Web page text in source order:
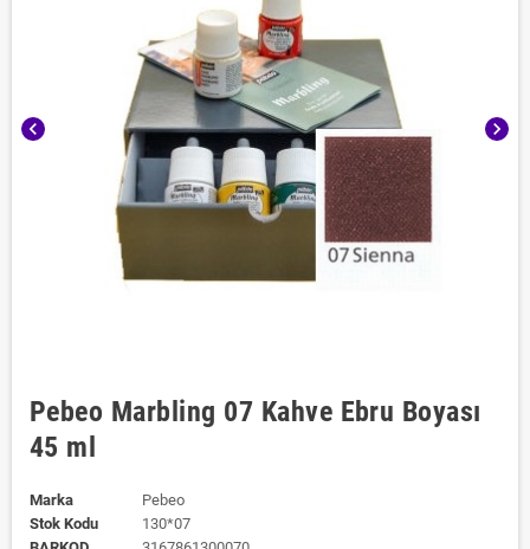
chevron_left chevron_right
Pebeo Marbling 07 Kahve Ebru Boyası
45 ml
Marka
Pebeo
Stok Kodu
130*07